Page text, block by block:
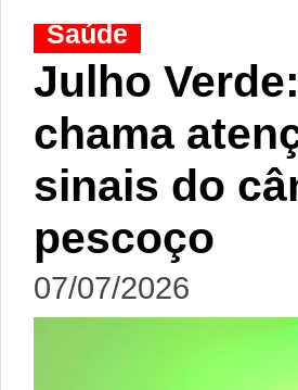
Saúde
Julho
chama
sinais do
pescoço
07/07/2026